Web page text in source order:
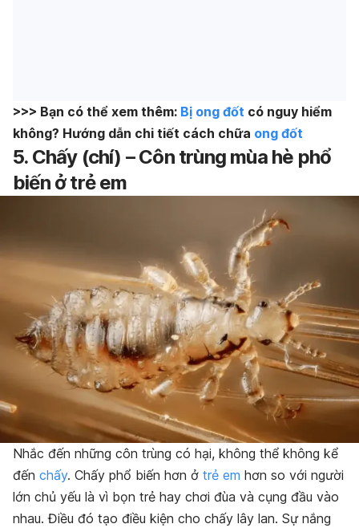
>>> Bạn có thể xem thêm: Bị ong đốt có nguy hiểm
không? Hướng dẫn chi tiết cách chữa ong đốt
5. Chấy (chí) – Côn trùng mùa hè phổ
biến ở trẻ em
Nhắc đến những côn trùng có hại, không thể không kể
đến chấy. Chấy phổ biến hơn ở trẻ em hơn so với người
lớn chủ yếu là vì bọn trẻ hay chơi đùa và cụng đầu vào
nhau. Điều đó tạo điều kiện cho chấy lây lan. Sự nắng